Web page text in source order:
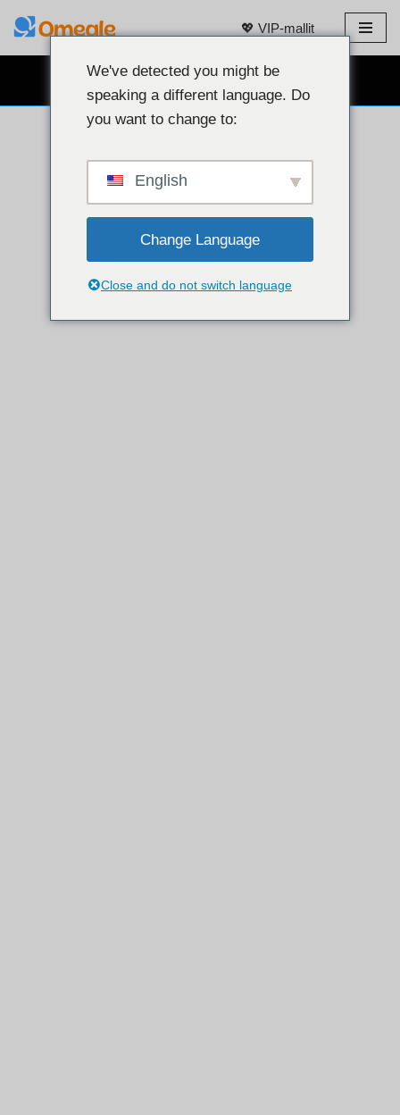
💖 VIP-mallit
ILMAINEN VERKKOKAMERACHAT 👉
We've detected you might be
speaking a different language. Do
you want to change to:
English
Change Language
Close and do not switch language